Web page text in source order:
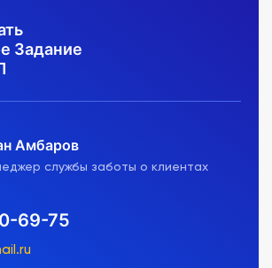
Задание
Амбаров
службы заботы о клиентах
69-75